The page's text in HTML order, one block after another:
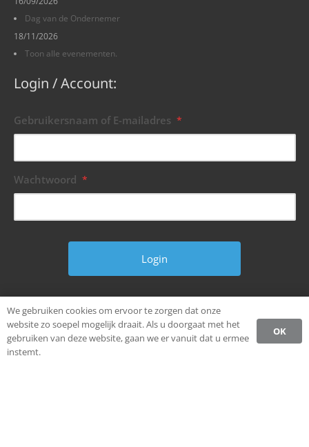
Dag van de Ondernemer
18/11/2026
Toon alle evenementen.
Login / Account:
Gebruikersnaam of E-mailadres *
Wachtwoord *
Wachtwoord vergeten?
We gebruiken cookies om ervoor te zorgen dat onze
website zo soepel mogelijk draait. Als u doorgaat met het
gebruiken van deze website, gaan we er vanuit dat u ermee
instemt.
OK